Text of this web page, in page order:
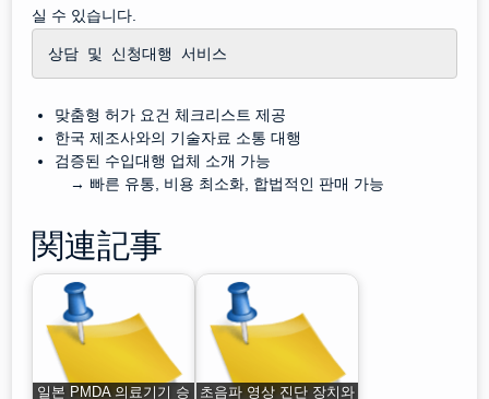
실 수 있습니다.
상담 및 신청대행 서비스
맞춤형 허가 요건 체크리스트 제공
한국 제조사와의 기술자료 소통 대행
검증된 수입대행 업체 소개 가능
→ 빠른 유통, 비용 최소화, 합법적인 판매 가능
関連記事
일본 PMDA 의료기기 승
초음파 영상 진단 장치와